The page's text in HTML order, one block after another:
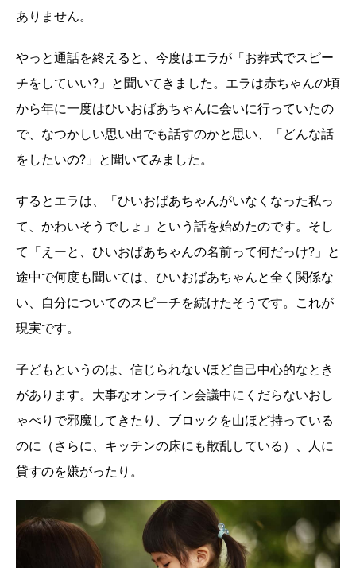
ありません。
やっと通話を終えると、今度はエラが「お葬式でスピー
チをしていい?」と聞いてきました。エラは赤ちゃんの頃
から年に一度はひいおばあちゃんに会いに行っていたの
で、なつかしい思い出でも話すのかと思い、「どんな話
をしたいの?」と聞いてみました。
するとエラは、「ひいおばあちゃんがいなくなった私っ
て、かわいそうでしょ」という話を始めたのです。そし
て「えーと、ひいおばあちゃんの名前って何だっけ?」と
途中で何度も聞いては、ひいおばあちゃんと全く関係な
い、自分についてのスピーチを続けたそうです。これが
現実です。
子どもというのは、信じられないほど自己中心的なとき
があります。大事なオンライン会議中にくだらないおし
ゃべりで邪魔してきたり、ブロックを山ほど持っている
のに（さらに、キッチンの床にも散乱している）、人に
貸すのを嫌がったり。